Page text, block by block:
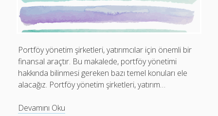
Portföy yönetim şirketleri, yatırımcılar için önemli bir
finansal araçtır. Bu makalede, portföy yönetimi
hakkında bilinmesi gereken bazı temel konuları ele
alacağız. Portföy yönetim şirketleri, yatırım…
Devamını Oku